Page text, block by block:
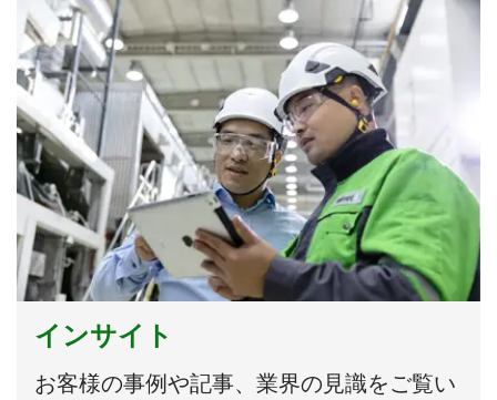
インサイト
お客様の事例や記事、業界の見識をご覧い